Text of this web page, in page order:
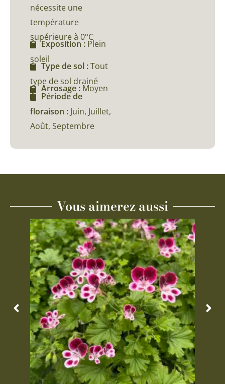
nécessite une
température
supérieure à 0°C
Exposition : Plein
soleil
Type de sol :Tout
type de sol drainé
Arrosage : Moyen
Période de
floraison : Juin, Juillet,
Août, Septembre
Vous aimerez aussi